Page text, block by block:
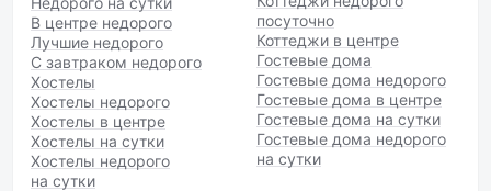
В центре недорого
Лучшие недорого
С завтраком недорого
Хостелы
Хостелы недорого
Хостелы в центре
Хостелы на сутки
Хостелы недорого
на сутки
посуточно
Коттеджи в центре
Гостевые дома
Гостевые дома недорого
Гостевые дома в центре
Гостевые дома на сутки
Гостевые дома недорого
на сутки